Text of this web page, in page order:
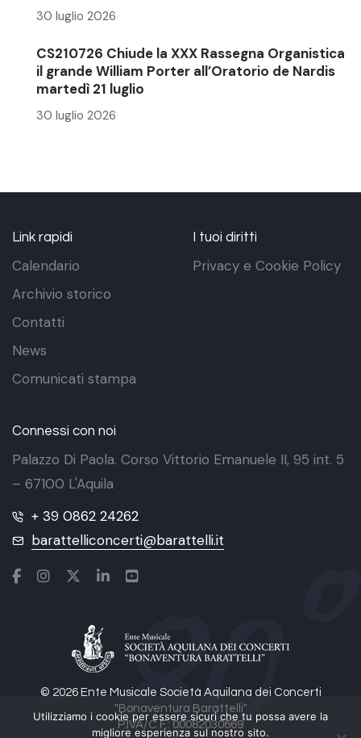
30 luglio 2026
CS210726 Chiude la XXX Rassegna Organistica
il grande William Porter all’Oratorio de Nardis
martedì 21 luglio
30 luglio 2026
© 2026 Ente Musicale Società Aquilana dei Concerti
"Bonaventura Barattelli"
P.IVA/C.F.: 00082030669
Link rapidi
Calendario
Archivio storico
Contatti
News
Comunicati stampa
I tuoi diritti
Privacy e Cookie Policy
Connessi con noi
Palazzo Di Paola. Corso Vittorio Emanuele II, 95 int. 5
– 67100 L'Aquila
+ 39 0862 24262
barattelliconcerti@barattelli.it
Utilizziamo i cookie per essere sicuri che tu possa avere la
migliore esperienza sul nostro sito.